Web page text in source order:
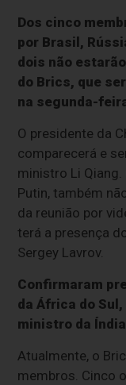
Dos cinco
por Brasil,
dois não
do Brics, que
na segunda-
O presidente da
comparecerá e
ministro Li Qiang.
Putin, também
da reunião por
terá a presença
Sergey Lavrov.
Confirmaram
da África do
ministro da
Atualmente, o
membros. Cinco